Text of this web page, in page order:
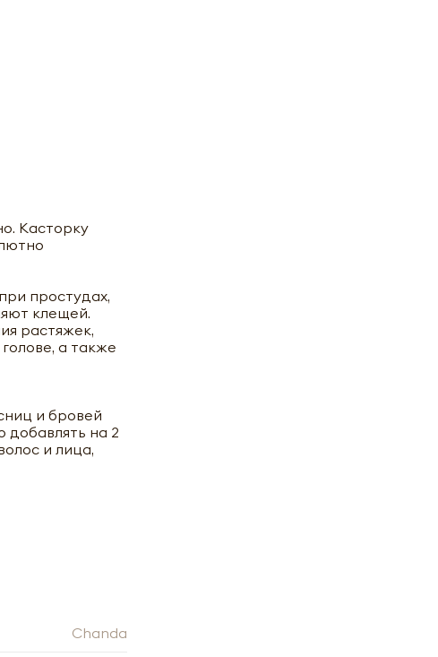
Касторку
простудах,
клещей.
растяжек,
а также
и бровей
на 2
и лица,
Chanda